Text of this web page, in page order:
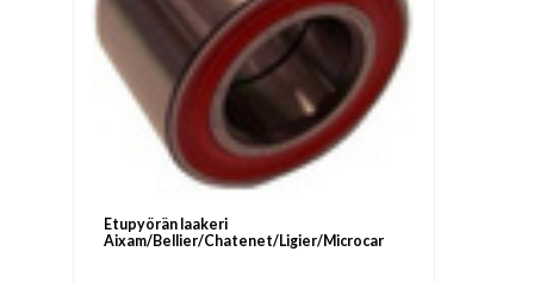
Etupyörän laakeri
Aixam/Bellier/Chatenet/Ligier/Microcar